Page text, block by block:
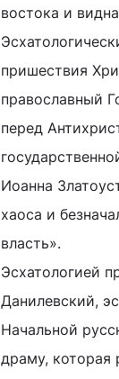
востока и
пришествия
православный
перед
Иоанна
хаоса и
власть».
Эсхатологией
Данилевский,
Начальной
драму, которая